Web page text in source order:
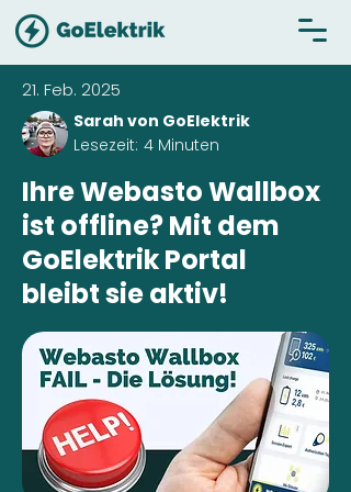
21. Feb. 2025
Sarah von GoElektrik
Lesezeit: 4 Minuten
Ihre Webasto Wallbox
ist offline? Mit dem
GoElektrik Portal
bleibt sie aktiv!